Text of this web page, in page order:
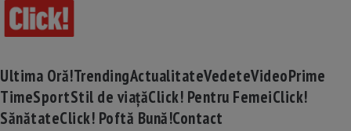
Ultima Oră!TrendingActualitateVedeteVideoPrime
TimeSportStil de viațăClick! Pentru FemeiClick!
SănătateClick! Poftă Bună!Contact